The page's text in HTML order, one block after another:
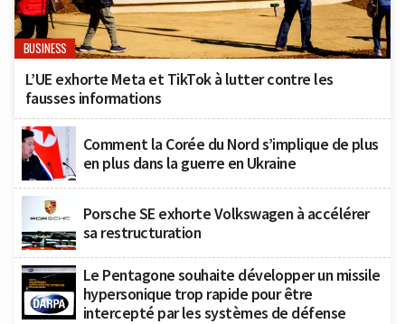
BUSINESS
L’UE exhorte Meta et TikTok à lutter contre les
fausses informations
Comment la Corée du Nord s’implique de plus
en plus dans la guerre en Ukraine
Porsche SE exhorte Volkswagen à accélérer
sa restructuration
Le Pentagone souhaite développer un missile
hypersonique trop rapide pour être
intercepté par les systèmes de défense